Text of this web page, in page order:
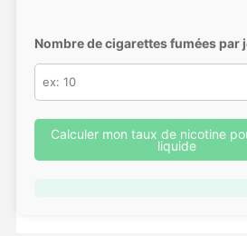
Nombre de cigarettes fumées par
Calculer mon taux de nicotine
liquide